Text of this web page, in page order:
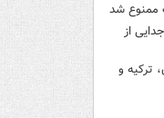
ممنوع شد
از
ترکیه و